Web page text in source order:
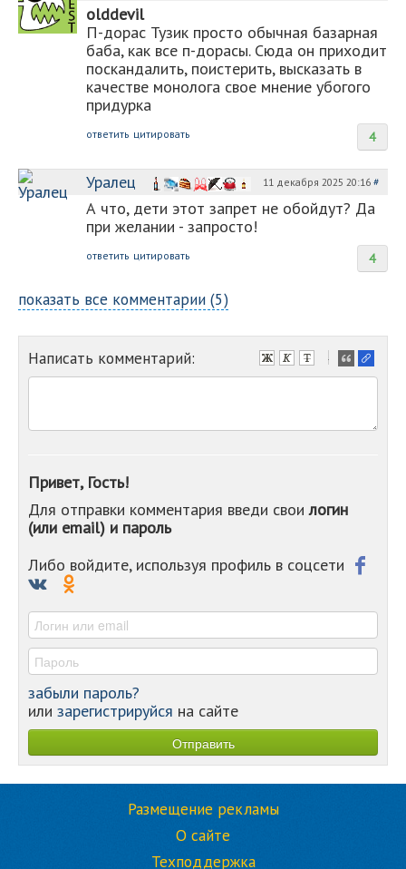
olddevil
П-дорас Тузик просто обычная базарная
баба, как все п-дорасы. Сюда он приходит
поскандалить, поистерить, высказать в
качестве монолога свое мнение убогого
придурка
4
ответить цитировать
Уралец 11 декабря 2025 20:16 #
А что, дети этот запрет не обойдут? Да
при желании - запросто!
4
ответить цитировать
показать все комментарии (5)
Написать комментарий:
-
-
-
-
-
Привет, Гость!
Для отправки комментария введи своилогин
(или email) и пароль
Либо войдите, используя профиль в соцсети
забыли пароль?
или зарегистрируйся на сайте
Размещение рекламы
О сайте
Техподдержка